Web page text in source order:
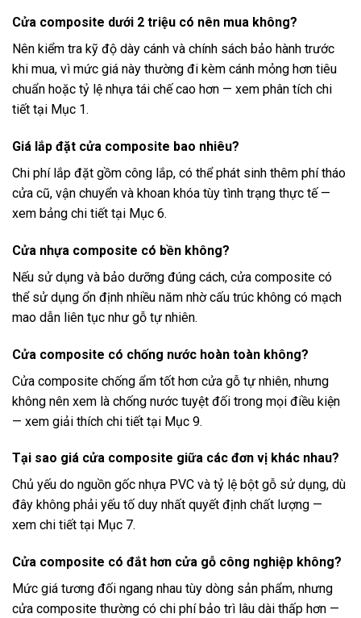
Cửa composite dưới 2 triệu có nên mua không?
Nên kiểm tra kỹ độ dày cánh và chính sách bảo hành trước
khi mua, vì mức giá này thường đi kèm cánh mỏng hơn tiêu
chuẩn hoặc tỷ lệ nhựa tái chế cao hơn — xem phân tích chi
tiết tại Mục 1.
Giá lắp đặt cửa composite bao nhiêu?
Chi phí lắp đặt gồm công lắp, có thể phát sinh thêm phí tháo
cửa cũ, vận chuyển và khoan khóa tùy tình trạng thực tế —
xem bảng chi tiết tại Mục 6.
Cửa nhựa composite có bền không?
Nếu sử dụng và bảo dưỡng đúng cách, cửa composite có
thể sử dụng ổn định nhiều năm nhờ cấu trúc không có mạch
mao dẫn liên tục như gỗ tự nhiên.
Cửa composite có chống nước hoàn toàn không?
Cửa composite chống ẩm tốt hơn cửa gỗ tự nhiên, nhưng
không nên xem là chống nước tuyệt đối trong mọi điều kiện
— xem giải thích chi tiết tại Mục 9.
Tại sao giá cửa composite giữa các đơn vị khác nhau?
Chủ yếu do nguồn gốc nhựa PVC và tỷ lệ bột gỗ sử dụng, dù
đây không phải yếu tố duy nhất quyết định chất lượng —
xem chi tiết tại Mục 7.
Cửa composite có đắt hơn cửa gỗ công nghiệp không?
Mức giá tương đối ngang nhau tùy dòng sản phẩm, nhưng
cửa composite thường có chi phí bảo trì lâu dài thấp hơn —